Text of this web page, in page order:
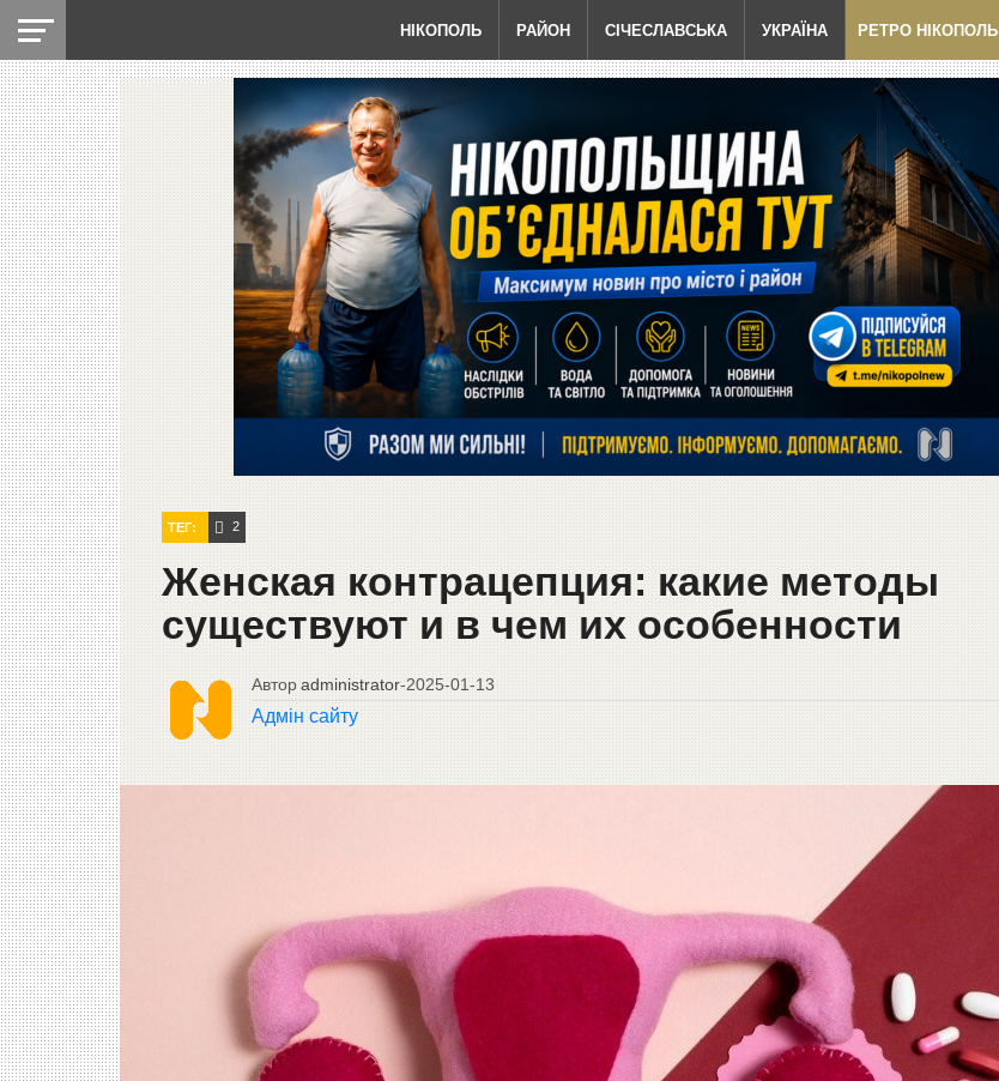
НІКОПОЛЬ РАЙОН СІЧЕСЛАВСЬКА УКРАЇНА РЕТРО НІКОПОЛЬ
ТЕГ: 2
Женская контрацепция: какие методы
существуют и в чем их особенности
Автор administrator-2025-01-13
Адмін сайту